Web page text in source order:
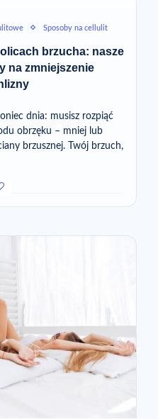
Sposoby na cellulit
brzucha: nasze
na zmniejszenie
dnia: musisz rozpiąć
obrzęku – mniej lub
brzusznej. Twój brzuch,